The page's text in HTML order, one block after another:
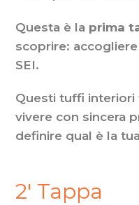
Questa è la prima
scoprire:
SEI.
Questi tuffi interiori
vivere con sincera
definire qual è la
2′ Tappa